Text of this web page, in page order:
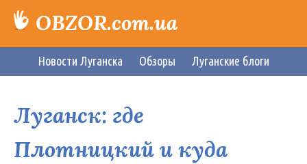
OBZOR.com.ua
Новости Луганска Обзоры Луганские блоги
Луганск: где
Плотницкий и куда